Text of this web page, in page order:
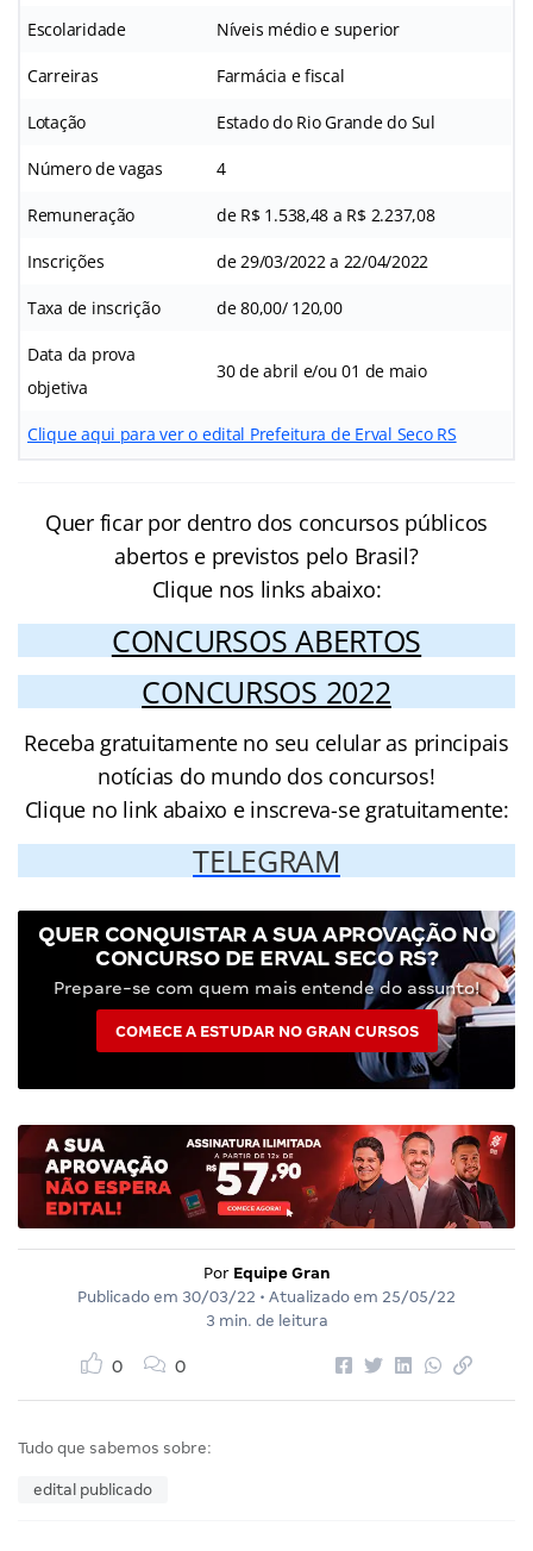
Escolaridade Níveis médio e superior
Carreiras Farmácia e fiscal
Lotação Estado do Rio Grande do Sul
Número de vagas 4
Remuneração de R$ 1.538,48 a R$ 2.237,08
Inscrições de 29/03/2022 a 22/04/2022
Taxa de inscrição de 80,00/ 120,00
Data da prova
objetiva
30 de abril e/ou 01 de maio
Clique aqui para ver o edital Prefeitura de Erval Seco RS
Quer ficar por dentro dos concursos públicos
abertos e previstos pelo Brasil?
Clique nos links abaixo:
CONCURSOS ABERTOS
CONCURSOS 2022
Receba gratuitamente no seu celular as principais
notícias do mundo dos concursos!
Clique no link abaixo e inscreva-se gratuitamente:
TELEGRAM
QUER CONQUISTAR A SUA APROVAÇÃO NO
CONCURSO DE ERVAL SECO RS?
Prepare-se com quem mais entende do assunto!
COMECE A ESTUDAR NO GRAN CURSOS
Por Equipe Gran
Publicado em 30/03/22 • Atualizado em 25/05/22
3 min. de leitura
0 0
Tudo que sabemos sobre:
edital publicado